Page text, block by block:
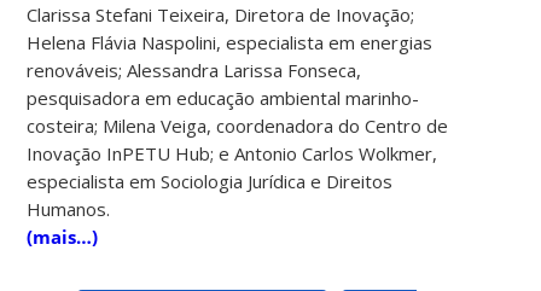
Clarissa Stefani Teixeira, Diretora de Inovação;
Helena Flávia Naspolini, especialista em energias
renováveis; Alessandra Larissa Fonseca,
pesquisadora em educação ambiental marinho-
costeira; Milena Veiga, coordenadora do Centro de
Inovação InPETU Hub; e Antonio Carlos Wolkmer,
especialista em Sociologia Jurídica e Direitos
Humanos.
(mais…)